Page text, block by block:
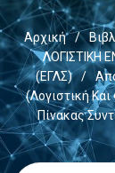
Αρχική /
ΛΟΓΙΣΤΙΚΗ
(ΕΓΛΣ)
/
(Λογιστική
Πίνακας